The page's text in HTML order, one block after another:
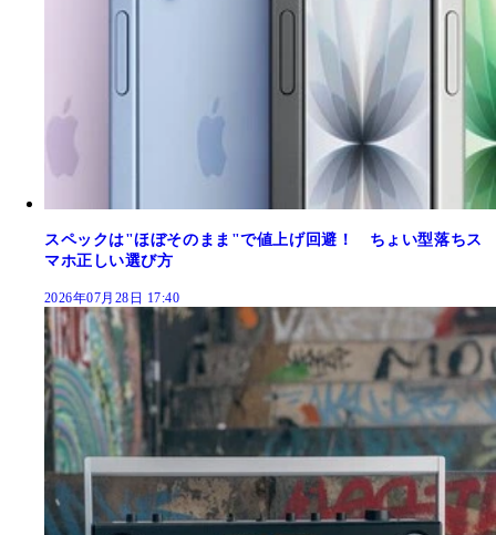
スペックは"ほぼそのまま"で値上げ回避！ ちょい型落ちス
マホ正しい選び方
2026年07月28日 17:40